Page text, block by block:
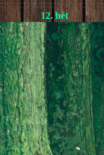
12. hét
JÁNOS-NAPI HANGULAT
A világ szépséges ragyogása -
Lelkem mélyéről - arra kényszerít,
Késztessem kozmikus
Életem isteni képességeit:
Hogy saját lényemet elhagyjam,
S bizakodva keressem önmagam
A kozmikus hő- és fényáradatban.
13. hét